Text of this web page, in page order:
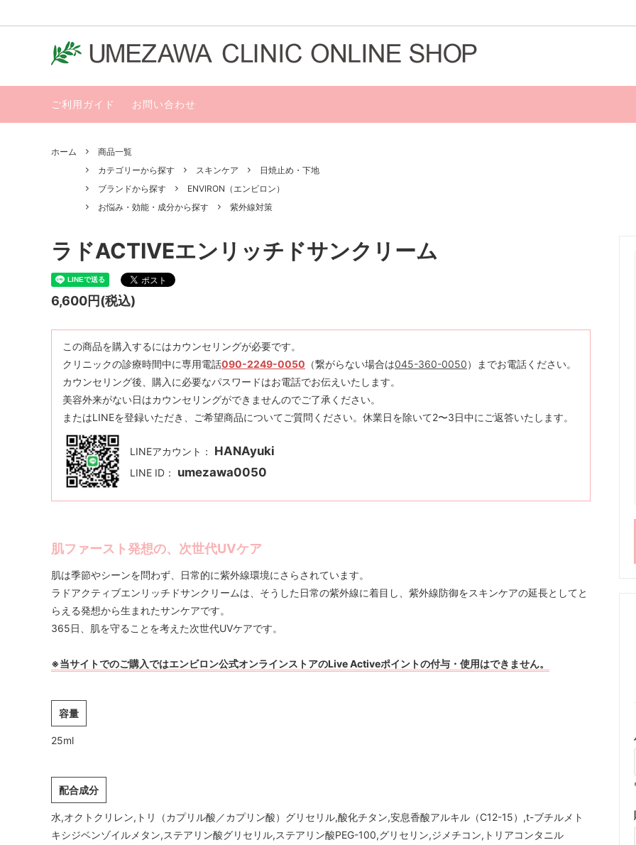
カテゴリーから探す
ご利用ガイド お問い合わせ
ホーム
商品一覧
カテゴリーから探す
スキンケア
日焼止め・下地
ブランドから探す
ENVIRON（エンビロン）
お悩み・効能・成分から探す
紫外線対策
ラドACTIVEエンリッチドサンクリーム
6,600円(税込)
この商品を購入するにはカウンセリングが必要です。
クリニックの診療時間中に専用電話090-2249-0050 （繋がらない場合は045-360-0050）までお電話ください。
カウンセリング後、購入に必要なパスワードはお電話でお伝えいたします。
美容外来がない日はカウンセリングができませんのでご了承ください。
またはLINEを登録いただき、ご希望商品についてご質問ください。休業日を除いて2〜3日中にご返答いたします。
LINEアカウント： HANAyuki
LINE ID： umezawa0050
肌ファースト発想の、次世代UVケア
肌は季節やシーンを問わず、日常的に紫外線環境にさらされています。
ラドアクティブエンリッチドサンクリームは、そうした日常の紫外線に着目し、紫外線防御をスキンケアの延長としてと
らえる発想から生まれたサンケアです。
365日、肌を守ることを考えた次世代UVケアです。
※当サイトでのご購入ではエンビロン公式オンラインストアのLive Activeポイントの付与・使用はできません。
容量
25ml
配合成分
水,オクトクリレン,トリ（カプリル酸／カプリン酸）グリセリル,酸化チタン,安息香酸アルキル（C12-15）,t-ブチルメト
キシジベンゾイルメタン,ステアリン酸グリセリル,ステアリン酸PEG-100,グリセリン,ジメチコン,トリアコンタニル